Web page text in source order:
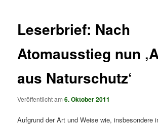
Leserbrief: Nach
Atomausstieg nun
aus Naturschutz‘
Veröffentlicht am6. Oktober 2011
Aufgrund der Art und Weise wie, insbesondere